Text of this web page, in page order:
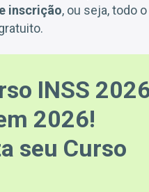
inscrição, ou seja, todo o
INSS
2026!
seu Curso